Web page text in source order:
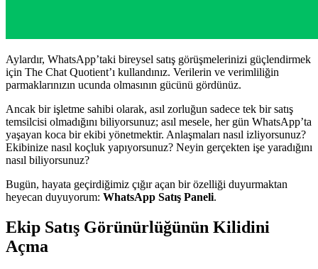
Aylardır, WhatsApp’taki bireysel satış görüşmelerinizi güçlendirmek
için The Chat Quotient’ı kullandınız. Verilerin ve verimliliğin
parmaklarınızın ucunda olmasının gücünü gördünüz.
Ancak bir işletme sahibi olarak, asıl zorluğun sadece tek bir satış
temsilcisi olmadığını biliyorsunuz; asıl mesele, her gün WhatsApp’ta
yaşayan koca bir ekibi yönetmektir. Anlaşmaları nasıl izliyorsunuz?
Ekibinize nasıl koçluk yapıyorsunuz? Neyin gerçekten işe yaradığını
nasıl biliyorsunuz?
Bugün, hayata geçirdiğimiz çığır açan bir özelliği duyurmaktan
heyecan duyuyorum: WhatsApp Satış Paneli.
Ekip Satış Görünürlüğünün Kilidini
Açma